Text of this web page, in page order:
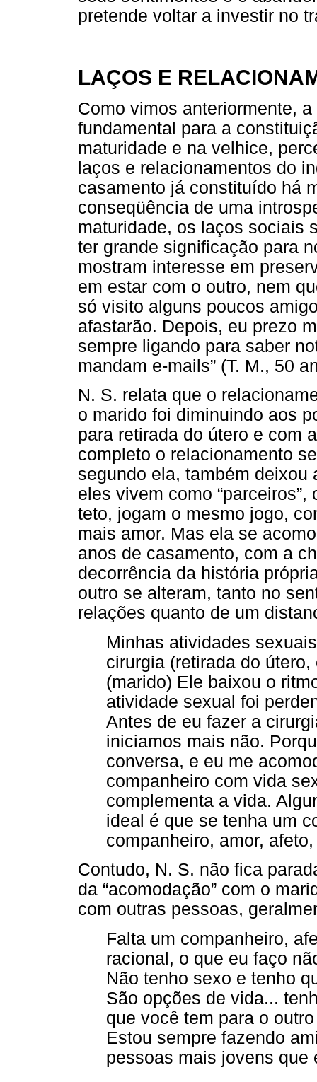
pretende voltar a investir no
LAÇOS E
Como vimos anteriormente,
fundamental para a
maturidade e na velhice,
laços e relacionamentos do
casamento já constituído há
conseqüência de uma
maturidade, os laços sociais
ter grande significação para
mostram interesse em
em estar com o outro, nem
só visito alguns poucos
afastarão. Depois, eu prezo
sempre ligando para saber
mandam e-mails” (T. M., 50
N. S. relata que o
o marido foi diminuindo aos
para retirada do útero e com
completo o relacionamento
segundo ela, também
eles vivem como
teto, jogam o mesmo jogo,
mais amor. Mas ela se
anos de casamento, com a
decorrência da história
outro se alteram, tanto no
relações quanto de um
Minhas atividades
cirurgia (retirada do
(marido) Ele baixou o
atividade sexual foi
Antes de eu fazer a
iniciamos mais não.
conversa, e eu me
companheiro com vida
complementa a vida.
ideal é que se tenha um
companheiro, amor,
Contudo, N. S. não fica
da “acomodação” com o
com outras pessoas,
Falta um companheiro,
racional, o que eu faço
Não tenho sexo e tenho
São opções de vida...
que você tem para o
Estou sempre fazendo
pessoas mais jovens que